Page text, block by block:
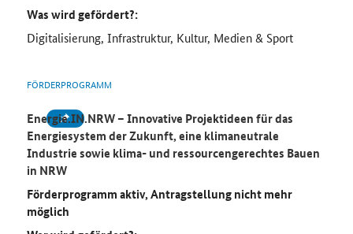
Was wird gefördert?:
Digitalisierung, Infrastruktur, Kultur, Medien & Sport
FÖRDERPROGRAMM
Energie.IN.NRW – Innovative Projektideen für das
Energiesystem der Zukunft, eine klimaneutrale
Industrie sowie klima- und ressourcengerechtes Bauen
in NRW
Förderprogramm aktiv, Antragstellung nicht mehr
möglich